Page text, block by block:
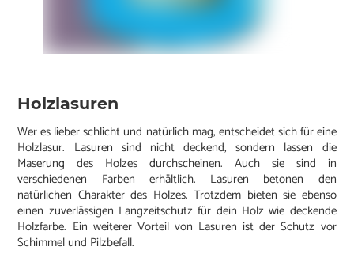
Holzlasuren
Wer es lieber schlicht und natürlich mag, entscheidet sich für eine
Holzlasur. Lasuren sind nicht deckend, sondern lassen die
Maserung des Holzes durchscheinen. Auch sie sind in
verschiedenen Farben erhältlich. Lasuren betonen den
natürlichen Charakter des Holzes. Trotzdem bieten sie ebenso
einen zuverlässigen Langzeitschutz für dein Holz wie deckende
Holzfarbe. Ein weiterer Vorteil von Lasuren ist der Schutz vor
Schimmel und Pilzbefall.